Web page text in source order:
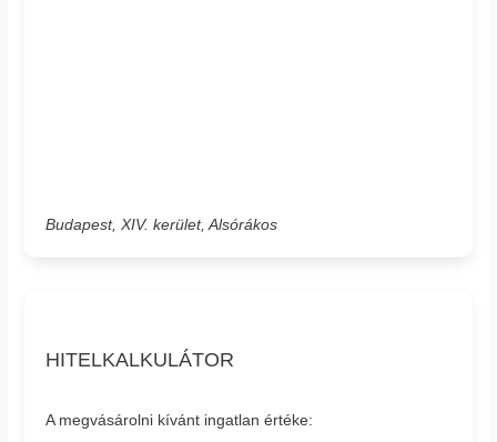
Budapest, XIV. kerület, Alsórákos
HITELKALKULÁTOR
A megvásárolni kívánt ingatlan értéke: